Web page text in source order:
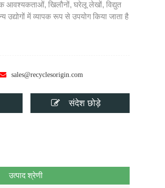
आवश्यकताओं, खिलौनों, घरेलू लेखों, विद्युत
उद्योगों में व्यापक रूप से उपयोग किया जाता है
sales@recyclesorigin.com
संदेश छोड़े
उत्पाद श्रेणी